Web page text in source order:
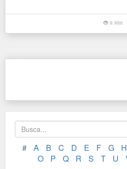
9.986
# A B C D E F G H
O
P Q R S T U